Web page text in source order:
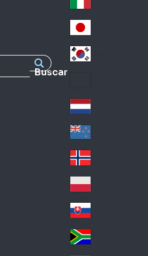
Buscar
an
y
Ital
y
Jap
an
Lat
in
A
me
ric
a
Ne
the
rla
nd
s
Ne
w
Ze
ala
nd
No
rw
ay
Pol
an
d
Slo
va
So